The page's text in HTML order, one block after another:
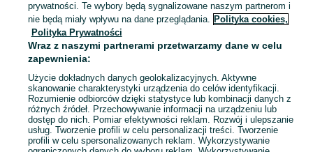
Mapa kategorii
Mapa miejscowości
Mapa ministron
Popularne wyszukiwania
prywatności. Te wybory będą sygnalizowane naszym partnerom i
nie będą miały wpływu na dane przeglądania. Polityka cookies,
Polityka Prywatności
Wraz z naszymi partnerami przetwarzamy dane w celu
zapewnienia:
Użycie dokładnych danych geolokalizacyjnych. Aktywne
skanowanie charakterystyki urządzenia do celów identyfikacji.
Rozumienie odbiorców dzięki statystyce lub kombinacji danych z
różnych źródeł. Przechowywanie informacji na urządzeniu lub
dostęp do nich. Pomiar efektywności reklam. Rozwój i ulepszanie
usług. Tworzenie profili w celu personalizacji treści. Tworzenie
profili w celu spersonalizowanych reklam. Wykorzystywanie